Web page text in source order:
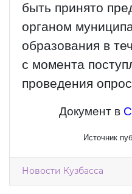
быть принято
органом
образования в
с момента
проведения
Документ в
Источник
Новости Кузбасса